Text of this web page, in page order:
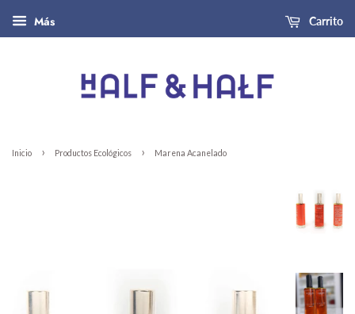
Más Carrito
Inicio › Productos Ecológicos › Marena Acanelado